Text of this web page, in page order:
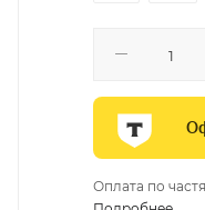
Оплата по